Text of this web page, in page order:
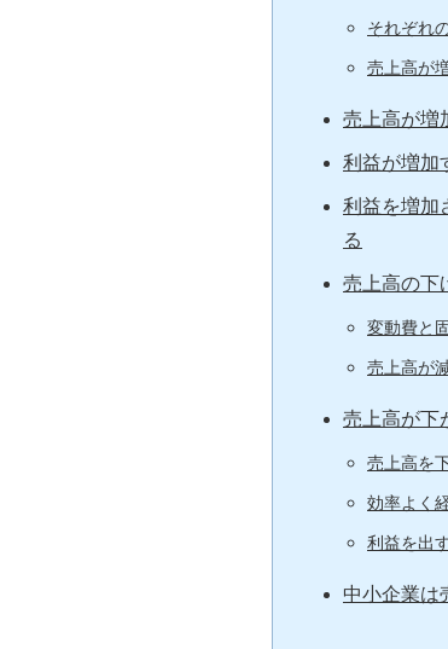
それぞれ
売上高が
売上高が増
利益が増加
利益を増加
る
売上高の下
変動費と
売上高が
売上高が下
売上高を
効率よく
利益を出
中小企業は